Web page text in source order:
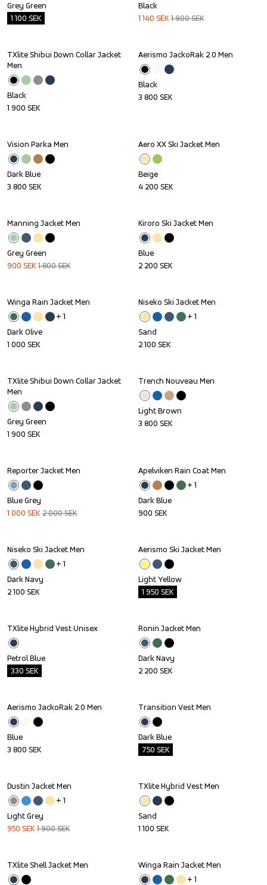
Grey Green
1 100 SEK
Black
1 140 SEK 1 900SEK
TXlite Shibui Down Collar Jacket
Men
Black
1 900 SEK
Aerismo JackoRak 2.0 Men
Black
3 800 SEK
Vision Parka Men
Dark Blue
3 800 SEK
Aero XX Ski Jacket Men
Beige
4 200 SEK
Sale
Manning Jacket Men
Grey Green
900 SEK 1 800SEK
Kiroro Ski Jacket Men
Blue
2 200 SEK
Winga Rain Jacket Men
+ 1
Dark Olive
1 000 SEK
Niseko Ski Jacket Men
+ 1
Sand
2 100 SEK
TXlite Shibui Down Collar Jacket
Men
Grey Green
1 900 SEK
Trench Nouveau Men
Light Brown
3 800 SEK
Sale
Reporter Jacket Men
Blue Grey
1 000 SEK 2 000SEK
Apelviken Rain Coat Men
+ 1
Dark Blue
900 SEK
Niseko Ski Jacket Men
+ 1
Dark Navy
2 100 SEK
Outlet
Aerismo Ski Jacket Men
Light Yellow
1 950 SEK
Outlet
TXlite Hybrid Vest Unisex
Petrol Blue
330 SEK
Ronin Jacket Men
Dark Navy
2 200 SEK
Aerismo JackoRak 2.0 Men
Blue
3 800 SEK
Outlet
Transition Vest Men
Dark Blue
750 SEK
Sale
Dustin Jacket Men
+ 1
Light Grey
950 SEK 1 900SEK
TXlite Hybrid Vest Men
Sand
1 100 SEK
TXlite Shell Jacket Men
Winga Rain Jacket Men
+ 1